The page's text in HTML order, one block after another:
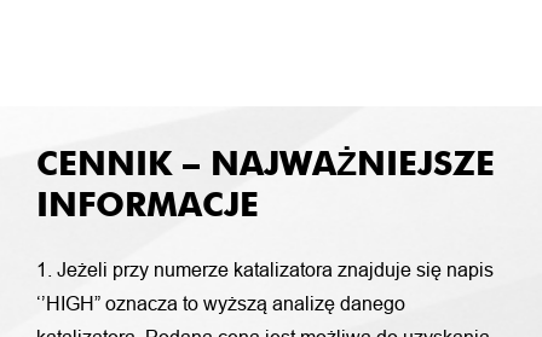
CENNIK – NAJWAŻNIEJSZE
INFORMACJE
1. Jeżeli przy numerze katalizatora znajduje się napis
‘’HIGH” oznacza to wyższą analizę danego